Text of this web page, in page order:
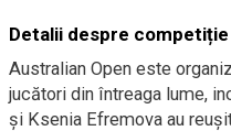
Detalii despre
Australian Open este
jucători din întreaga lume,
și Ksenia Efremova au